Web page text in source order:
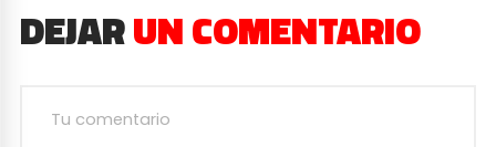
DEJARUN COMENTARIO